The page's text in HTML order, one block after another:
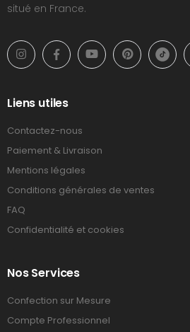
situé en France.
Liens utiles
Contactez-nous
Paiement & Livraison
Mentions légales
Conditions générales de ventes
FAQ
Confidentialité et cookies
Nos Services
Confection sur Mesure
Compte Professionnel